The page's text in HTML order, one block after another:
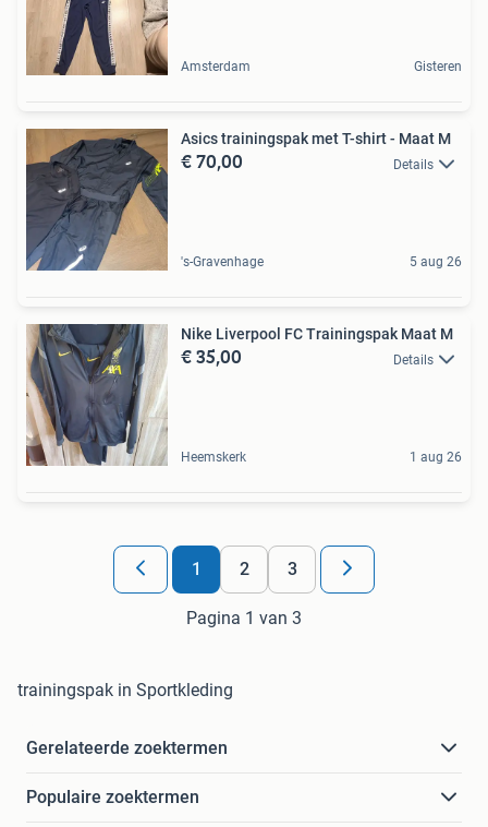
Amsterdam Gisteren
Asics trainingspak met T-shirt - Maat M
€ 70,00 Details
's-Gravenhage 5 aug 26
Nike Liverpool FC Trainingspak Maat M
€ 35,00 Details
Heemskerk 1 aug 26
1 2 3
Pagina 1 van 3
trainingspak in Sportkleding
Gerelateerde zoektermen
Populaire zoektermen